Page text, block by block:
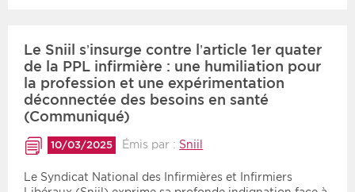
Le Sniil s’insurge contre l’article 1er quater
de la PPL infirmière : une humiliation pour
la profession et une expérimentation
déconnectée des besoins en santé
(Communiqué)
10/03/2025 Émis par : Sniil
Le Syndicat National des Infirmières et Infirmiers